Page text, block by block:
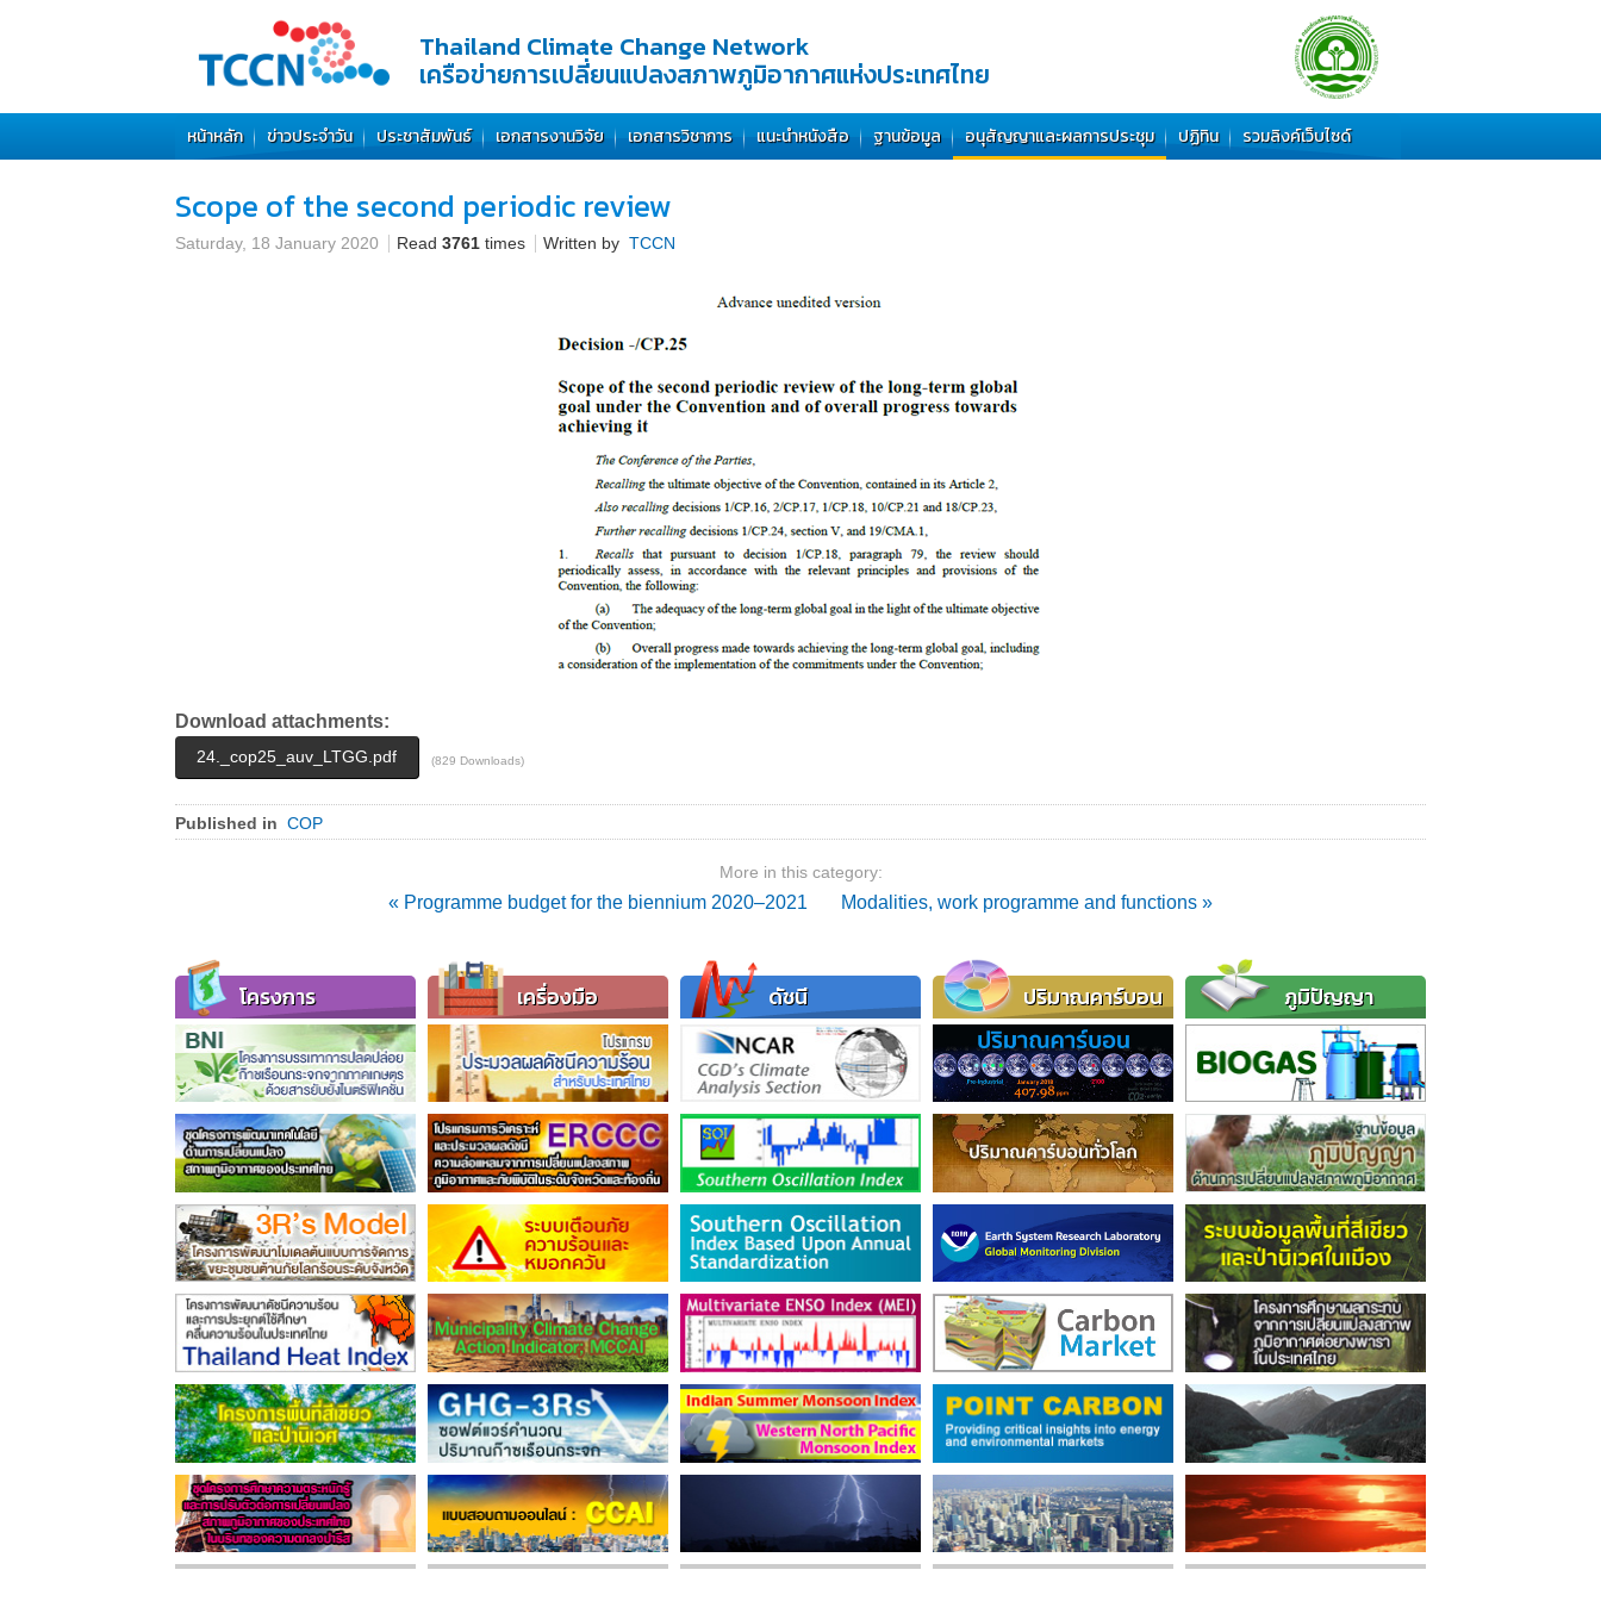
Thailand Climate Change Network
เครือข่ายการเปลี่ยนแปลงสภาพภูมิอากาศแห่งประเทศไทย
หน้าหลัก ข่าวประจำวัน ประชาสัมพันธ์ เอกสารงานวิจัย เอกสารวิชาการ แนะนำหนังสือ ฐานข้อมูล อนุสัญญาและผลการประชุม ปฏิทิน รวมลิงค์เว็บไซด์
Scope of the second periodic review
Saturday, 18 January 2020 Read 3761 times Written by TCCN
Download attachments:
24._cop25_auv_LTGG.pdf (829 Downloads)
Published in COP
More in this category:
« Programme budget for the biennium 2020–2021 Modalities, work programme and functions »
โครงการ เครื่องมือ ดัชนี ปริมาณคาร์บอน ภูมิปัญญา